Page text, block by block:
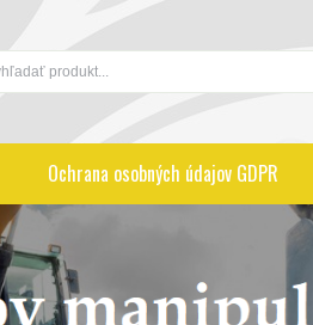
Ochrana osobných údajov GDPR